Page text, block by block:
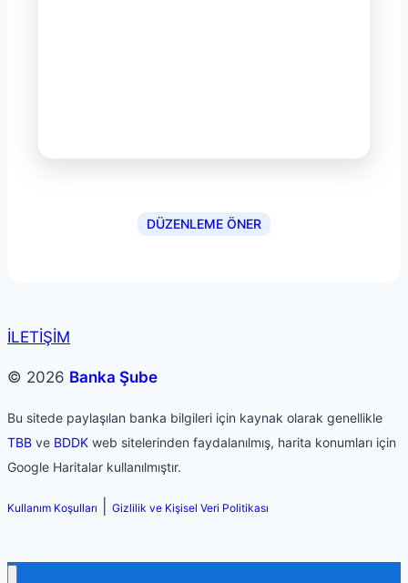
DÜZENLEME ÖNER
İLETİŞİM
© 2026 Banka Şube
Bu sitede paylaşılan banka bilgileri için kaynak olarak genellikle
TBB ve BDDK web sitelerinden faydalanılmış, harita konumları için
Google Haritalar kullanılmıştır.
Kullanım Koşulları Gizlilik ve Kişisel Veri Politikası